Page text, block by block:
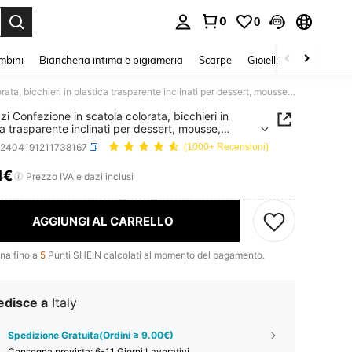
0 0
Biancheria intima e pigiameria Scarpe Gioielli E Accessori
10 pezzi Confezione in scatola colorata, bicchieri in plastica trasparente inclinati per dessert, mousse, tiramisù, budini e cheesecake - per decorazioni per compleanni, feste, matrimoni, vacanze, multiconfezione per proteggere la qualità, Natale
Confezione in scatola colorata, bicchieri in
trasparente inclinati per dessert, mousse,
budini e cheesecake - per decorazioni per
feste, matrimoni, vacanze, multiconfezione
la qualità, Natale
(1000+ Recensioni)
AND AVAILABILITY
Prezzo IVA e dazi inclusi
AGGIUNGI AL CARRELLO
fino a 5 Punti SHEIN calcolati al momento del pagamento.
a Italy
Spedizione Gratuita(Ordini ≥ 9.00€)